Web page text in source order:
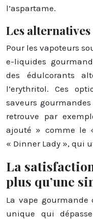
l’aspartame.
Les alternatives
Pour les vapoteurs
e-liquides
des édulcorants
l’erythritol. Ces
saveurs
retrouve par
ajouté » comme le
« Dinner Lady », qui
La
plus qu’une
La vape gourmande
unique qui